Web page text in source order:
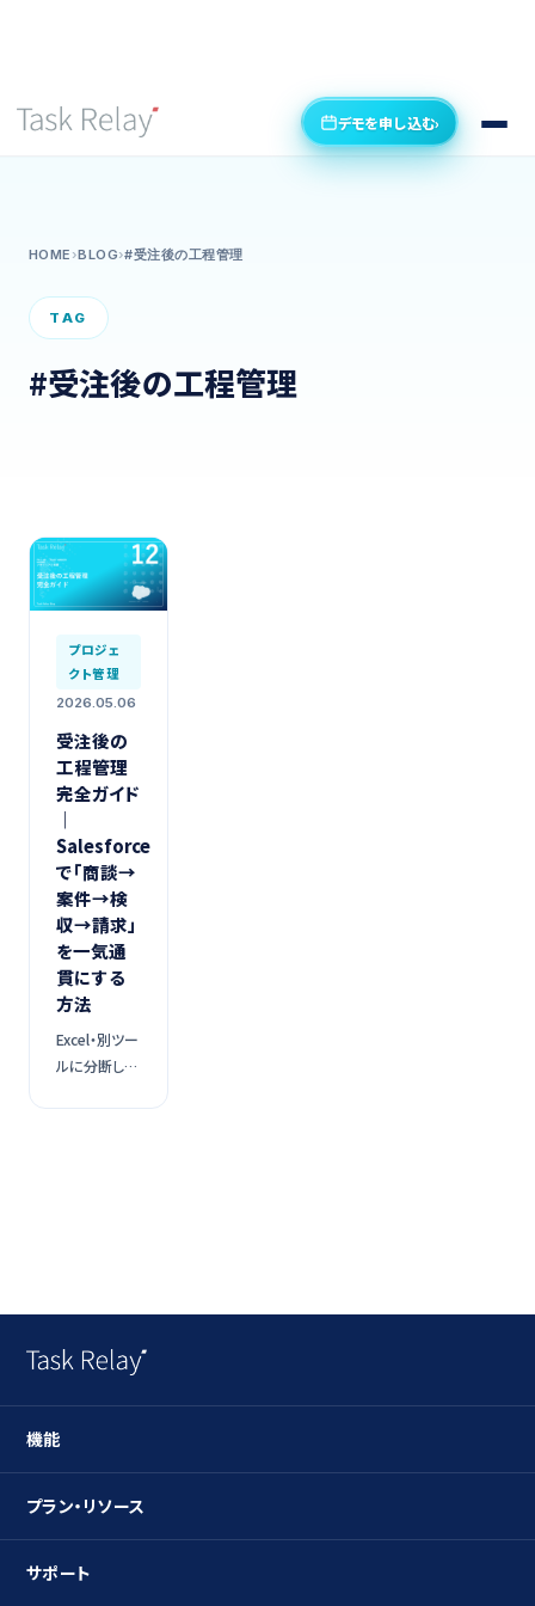
デモを申し込む›
HOME ›BLOG›#受注後の工程管理
TAG
#受注後の工程管理
プロジェ
クト管理
2026.05.06
受注後の
工程管理
完全ガイド
｜
Salesforce
で「商談→
案件→検
収→請求」
を一気通
貫にする
方法
Excel・別ツー
ルに分断した
機能
ガントチャート
タスク管理
プラン・リソース
プラン
サポート